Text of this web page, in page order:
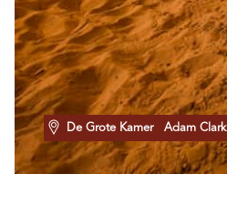
De Grote Kamer Adam Clark